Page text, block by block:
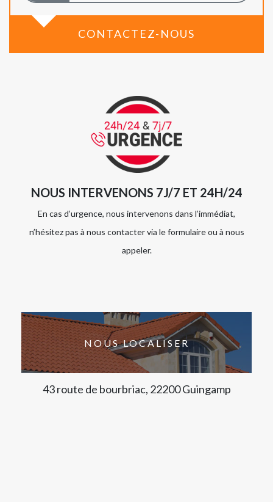
CONTACTEZ-NOUS
NOUS INTERVENONS 7J/7 ET 24H/24
En cas d’urgence, nous intervenons dans l’immédiat,
n’hésitez pas à nous contacter via le formulaire ou à nous
appeler.
NOUS LOCALISER
43 route de bourbriac, 22200 Guingamp